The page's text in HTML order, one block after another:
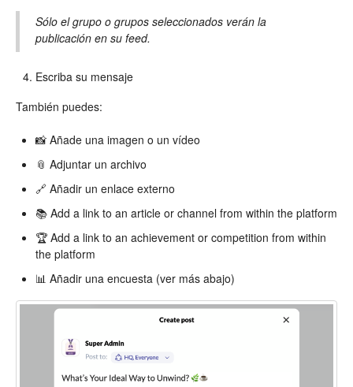
Sólo el grupo o grupos seleccionados verán la
publicación en su feed.
Escriba su mensaje
También puedes:
📸 Añade una imagen o un vídeo
📎 Adjuntar un archivo
🔗 Añadir un enlace externo
📚 Add a link to an article or channel from within the platform
🏆 Add a link to an achievement or competition from within
the platform
📊 Añadir una encuesta (ver más abajo)